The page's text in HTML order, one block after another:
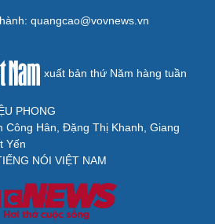
quangcao@vovnews.vn
xuất bản thứ Năm hàng tuần
PHONG
Công Hân, Đặng Thị Khanh, Giang
Yến
NÓI VIỆT NAM